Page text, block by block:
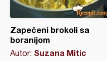
Zapečeni brokoli sa
boranijom
Autor: Suzana Mitic